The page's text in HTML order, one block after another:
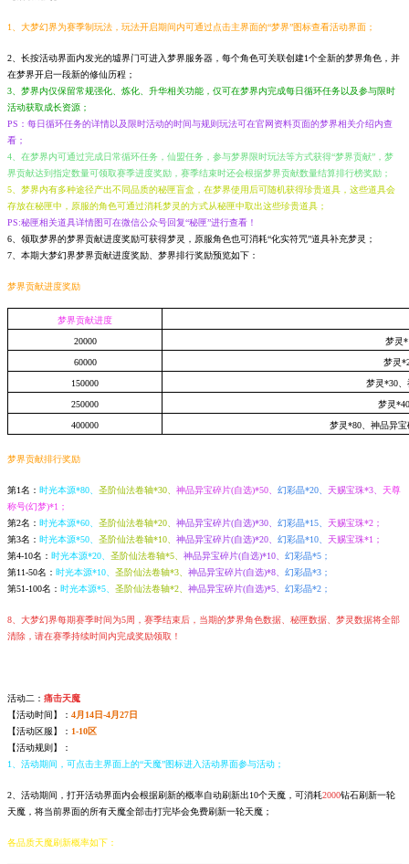
1、大梦幻界为赛季制玩法，玩法开启期间内可通过点击主界面的“梦界”图标查看活动界面；
2、长按活动界面内发光的墟界门可进入梦界服务器，每个角色可关联创建1个全新的梦界角色，并
在梦界开启一段新的修仙历程；
3、梦界内仅保留常规强化、炼化、升华相关功能，仅可在梦界内完成每日循环任务以及参与限时
活动获取成长资源；
PS：每日循环任务的详情以及限时活动的时间与规则玩法可在官网资料页面的梦界相关介绍内查
看；
4、在梦界内可通过完成日常循环任务，仙盟任务，参与梦界限时玩法等方式获得“梦界贡献”，梦
界贡献达到指定数量可领取赛季进度奖励，赛季结束时还会根据梦界贡献数量结算排行榜奖励 ；
5、梦界内有多种途径产出不同品质的秘匣盲盒，在梦界使用后可随机获得珍贵道具，这些道具会
存放在秘匣中，原服的角色可通过消耗梦灵的方式从秘匣中取出这些珍贵道具；
PS:秘匣相关道具详情图可在微信公众号回复“秘匣”进行查看！
6、领取梦界的梦界贡献进度奖励可获得梦灵，原服角色也可消耗“化实符咒”道具补充梦灵；
7、本期大梦幻界梦界贡献进度奖励、梦界排行奖励预览如下：
梦界贡献进度奖励
梦界贡献进度
20000 梦灵
60000 梦灵
150000 梦灵*30
250000 梦灵
400000 梦灵*80、神品异
梦界贡献排行奖励
第1名： 时光本源*80 圣阶仙法卷轴*30、 神品异宝碎片(自选)*50、 幻彩晶*20、 天赐宝珠*3、 天尊
称号(幻梦)*1；
第2名： 时光本源*60、 圣阶仙法卷轴*20、 神品异宝碎片(自选)*30、 幻彩晶*15、 天赐宝珠*2；
第3名： 时光本源*50、 圣阶仙法卷轴*10、 神品异宝碎片(自选)*20、 幻彩晶*10、 天赐宝珠*1；
第4-10名： 时光本源*20、 圣阶仙法卷轴*5、 神品异宝碎片(自选)*10、 幻彩晶*5；
第11-50名： 时光本源*10、 圣阶仙法卷轴*3、 神品异宝碎片(自选)*8、 幻彩晶*3；
第51-100名： 时光本源*5、 圣阶仙法卷轴*2、 神品异宝碎片(自选)*5、 幻彩晶*2；
8、大梦幻界每期赛季时间为5周，赛季结束后，当期的梦界角色数据、秘匣数据、梦灵数据将全部
清除，请在赛季持续时间内完成奖励领取！
活动二： 痛击天魔
【活动时间】： 4月14日-4月27日
【活动区服】： 1-10区
【活动规则】：
1、活动期间，可点击主界面上的“天魔”图标进入活动界面参与活动；
2、活动期间，打开活动界面内会根据刷新的概率自动刷新出10个天魔，可消耗2000钻石刷新一轮
天魔，将当前界面的所有天魔全部击打完毕会免费刷新一轮天魔；
各品质天魔刷新概率如下：